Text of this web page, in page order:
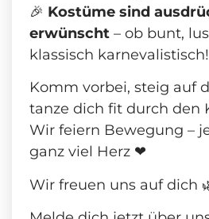
🎉 Kostüme sind
erwünscht – ob bunt,
klassisch karnevalistisch!
Komm vorbei, steig auf
tanze dich fit durch den
Wir feiern Bewegung –
ganz viel Herz ❤
Wir freuen uns auf dich